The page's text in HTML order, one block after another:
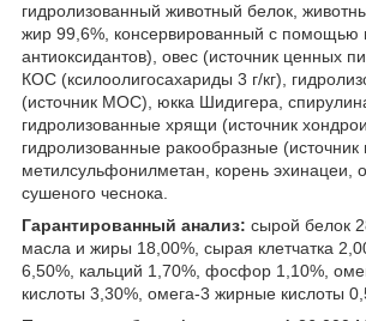
гидролизованный животный белок,
жир 99,6%, консервированный с помощью
антиоксидантов), овес (источник ценных
КОС (ксилоолигосахариды 3 г/кг),
(источник МОС), юкка Шидигера,
гидролизованные хрящи (источник
гидролизованные ракообразные (источник
метилсульфонилметан, корень эхинацеи,
сушеного чеснока.
Гарантированный анализ: сырой белок
масла и жиры 18,00%, сырая клетчатка
6,50%, кальций 1,70%, фосфор 1,10%,
кислоты 3,30%, омега-3 жирные кислоты